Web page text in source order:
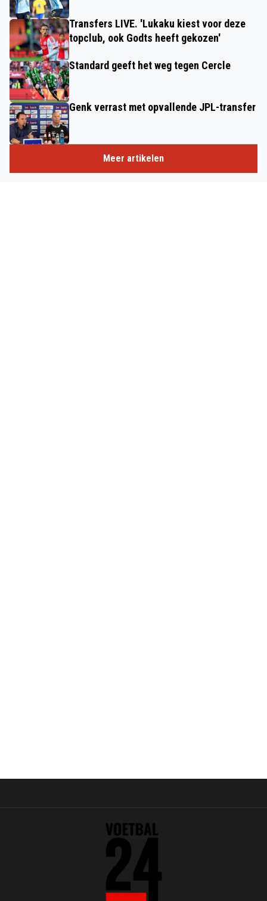
Transfers LIVE. 'Lukaku kiest voor deze
topclub, ook Godts heeft gekozen'
Standard geeft het weg tegen Cercle
Genk verrast met opvallende JPL-transfer
Meer artikelen